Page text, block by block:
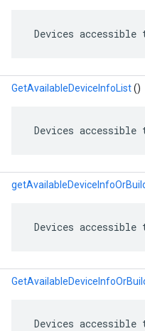
Devices
GetAvailableDeviceInfoList()
Devices
Devices
Devices